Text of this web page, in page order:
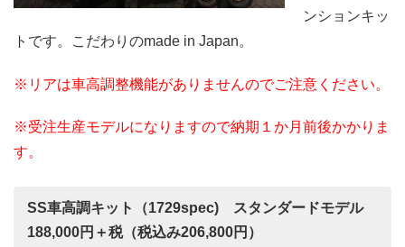
ンションキッ
トです。こだわりのmade in Japan。
※リアは車高調整機能がありませんのでご注意ください。
※受注生産モデルになりますので納期１か月前後かかりま
す。
SS車高調キット（1729spec) スタンダードモデル
188,000円＋税（税込み206,800円）